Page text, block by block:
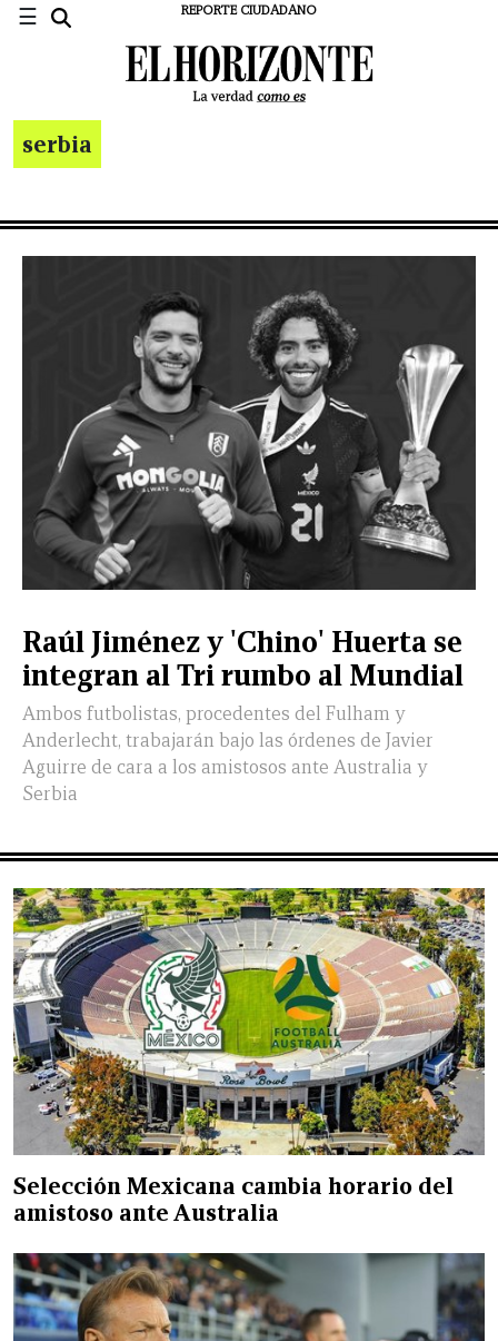
☰ REPORTE CIUDADANO
CERRAR
LEÓN
DE
VIDA
serbia
Raúl Jiménez y 'Chino' Huerta se
integran al Tri rumbo al Mundial
Ambos futbolistas, procedentes del Fulham y
Anderlecht, trabajarán bajo las órdenes de Javier
Aguirre de cara a los amistosos ante Australia y
Serbia
Selección Mexicana cambia horario del
amistoso ante Australia